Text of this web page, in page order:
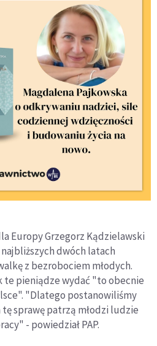
Europy Grzegorz Kądzielawski
dwóch latach
z bezrobociem młodych.
te pieniądze wydać "to obecnie
"Dlatego postanowiliśmy
sprawę patrzą młodzi ludzie
- powiedział PAP.